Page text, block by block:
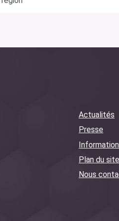
Actualités
Presse
Plan du site
Nous